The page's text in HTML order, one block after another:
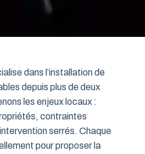
dans l’installation de
depuis plus de deux
les enjeux locaux :
contraintes
serrés. Chaque
pour proposer la